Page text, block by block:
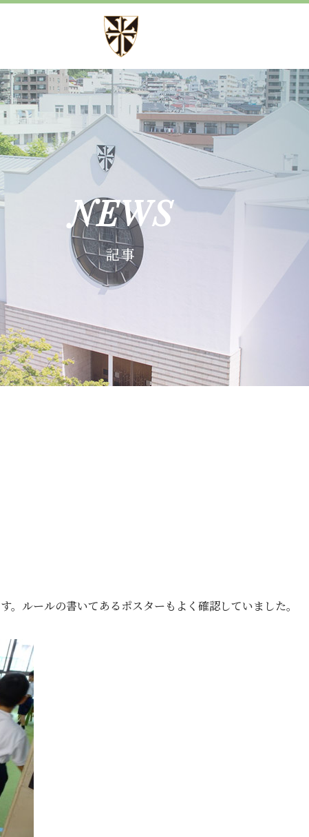
礼・知
募集案内
児童募集のご案内
学校見学会
諸届出用紙
・入選
ルについて
施設紹介
スクールバス
NEWS
記事
ルールの書いてあるポスターもよく確認していました。